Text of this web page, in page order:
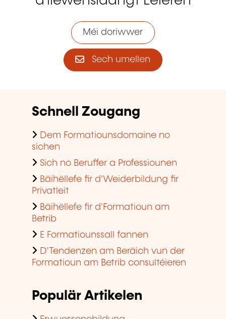
Méi doriwwer
Sech umellen
Schnell Zougang
Dem Formatiounsdomaine no
sichen
Sich no Beruffer a Professiounen
Bäihëllefe fir d'Weiderbildung fir
Privatleit
Bäihëllefe fir d'Formatioun am
Betrib
E Formatiounssall fannen
D'Tendenzen am Beräich vun der
Formatioun am Betrib consultéieren
Populär Artikelen